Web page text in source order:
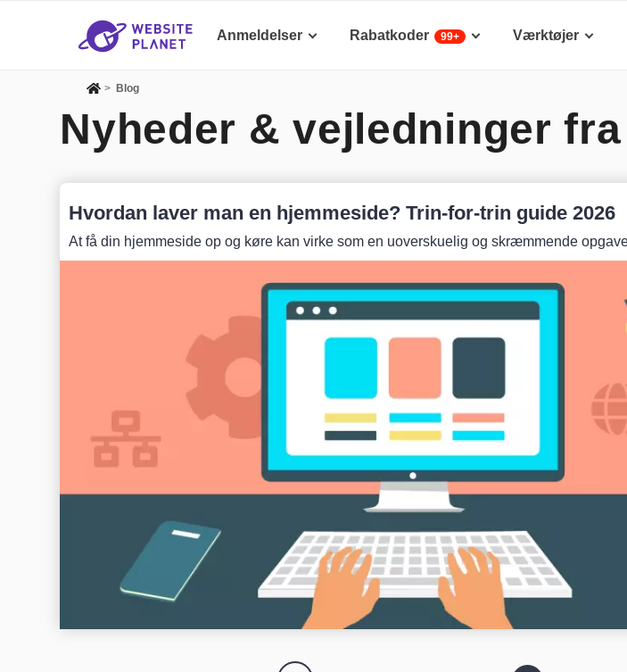
Anmeldelser Rabatkoder 99+ Værktøjer
> Blog
Nyheder & vejledninger
Hvordan laver man en hjemmeside? Trin-for-trin guide 2026
At få din hjemmeside op og køre kan virke som en uoverskuelig og skræmmende